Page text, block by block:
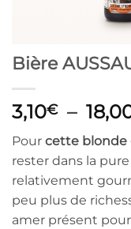
Bière
3,10€ –
Pour cette blonde
rester dans la
relativement
peu plus de
amer présent